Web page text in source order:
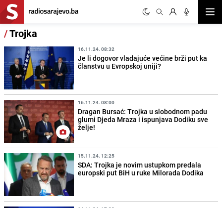
/Trojka
16.11.24. 08:32
Je li dogovor vladajuće većine brži put ka
članstvu u Evropskoj uniji?
16.11.24. 08:00
Dragan Bursać: Trojka u slobodnom padu
glumi Djeda Mraza i ispunjava Dodiku sve
želje!
15.11.24. 12:25
SDA: Trojka je novim ustupkom predala
europski put BiH u ruke Milorada Dodika